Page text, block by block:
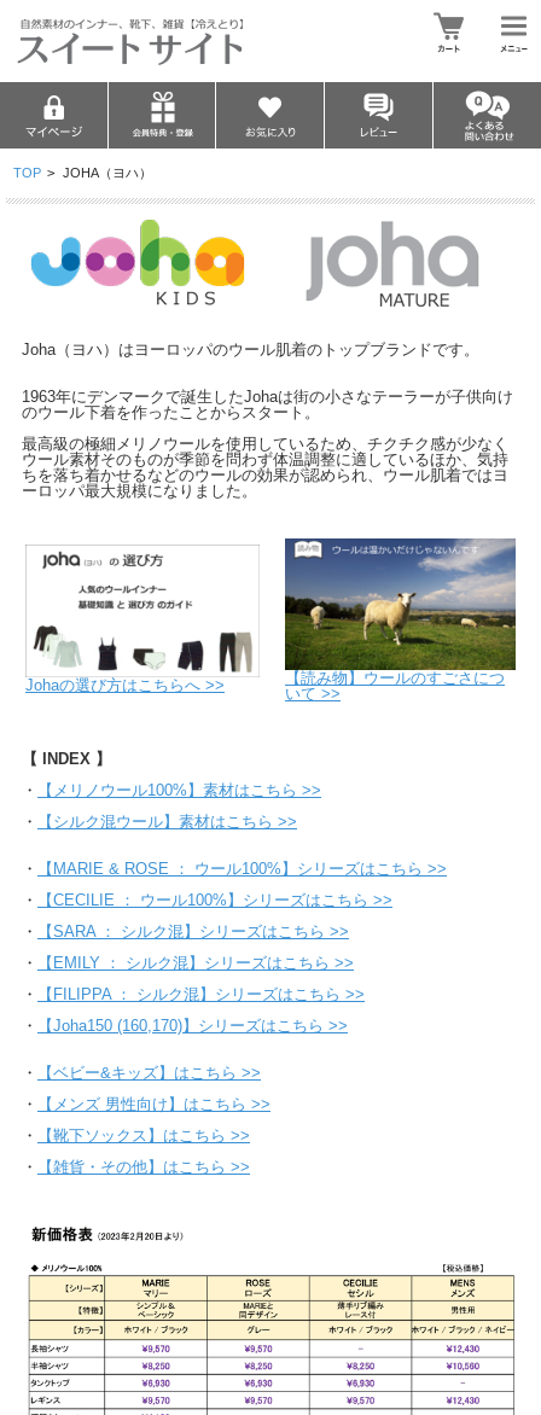
TOP > JOHA（ヨハ）
Joha（ヨハ）はヨーロッパのウール肌着のトップブランドです。
1963年にデンマークで誕生したJohaは街の小さなテーラーが子供向け
のウール下着を作ったことからスタート。
最高級の極細メリノウールを使用しているため、チクチク感が少なく
ウール素材そのものが季節を問わず体温調整に適しているほか、気持
ちを落ち着かせるなどのウールの効果が認められ、ウール肌着ではヨ
ーロッパ最大規模になりました。
Johaの選び方はこちらへ >>
【読み物】ウールのすごさにつ
いて >>
【 INDEX 】
・
【メリノウール100%】素材はこちら >>
・
【シルク混ウール】素材はこちら >>
・
【MARIE & ROSE ： ウール100%】シリーズはこちら >>
・
【CECILIE ： ウール100%】シリーズはこちら >>
・
【SARA ： シルク混】シリーズはこちら >>
・
【EMILY ： シルク混】シリーズはこちら >>
・
【FILIPPA ： シルク混】シリーズはこちら >>
・
【Joha150 (160,170)】シリーズはこちら >>
・
【ベビー&キッズ】はこちら >>
・
【メンズ 男性向け】はこちら >>
・
【靴下ソックス】はこちら >>
・
【雑貨・その他】はこちら >>